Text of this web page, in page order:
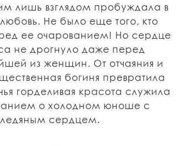
лишь взглядом пробуждала в
Не было еще того, кто
ее очарованием! Но сердце
не дрогнуло даже перед
из женщин. От отчаяния и
богиня превратила
горделивая красота служила
о холодном юноше с
ледяным сердцем.